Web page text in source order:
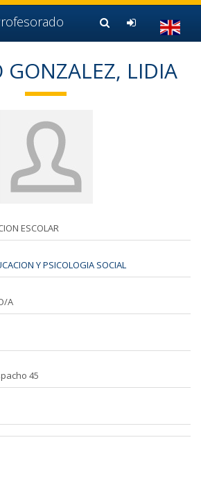
de la página (alt + s)
(alt + c)
+ p)
+ u)
GONZALEZ, LIDIA
ESCOLAR
Y PSICOLOGIA SOCIAL
A
45